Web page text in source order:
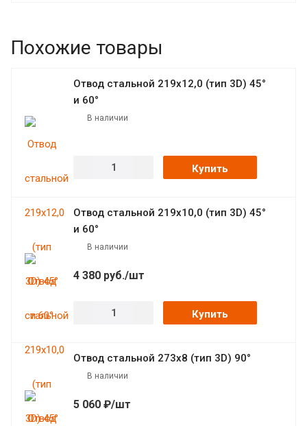
Похожие товары
Отвод стальной 219х12,0 (тип 3D) 45°
и 60°
В наличии
Купить
Отвод стальной 219х10,0 (тип 3D) 45°
и 60°
В наличии
4 380 руб./шт
Купить
Отвод стальной 273х8 (тип 3D) 90°
В наличии
5 060 ₽/шт